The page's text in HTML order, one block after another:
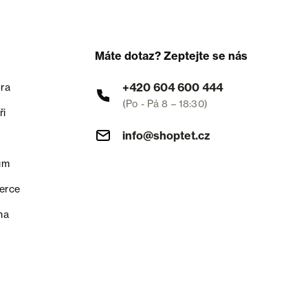
Máte dotaz? Zeptejte se nás
+420 604 600 444
(Po - Pá 8 – 18:30)
info@shoptet.cz